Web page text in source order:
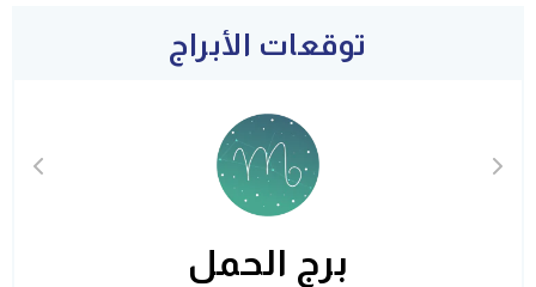
توقعات الأبراج
برج الحمل